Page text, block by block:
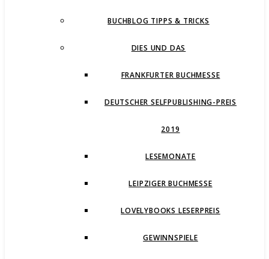
BUCHBLOG TIPPS & TRICKS
DIES UND DAS
FRANKFURTER BUCHMESSE
DEUTSCHER SELFPUBLISHING-PREIS
2019
LESEMONATE
LEIPZIGER BUCHMESSE
LOVELYBOOKS LESERPREIS
GEWINNSPIELE